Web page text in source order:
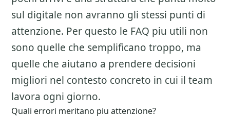
sul digitale non avranno gli stessi punti di
attenzione. Per questo le FAQ piu utili non
sono quelle che semplificano troppo, ma
quelle che aiutano a prendere decisioni
migliori nel contesto concreto in cui il team
lavora ogni giorno.
Quali errori meritano piu attenzione?